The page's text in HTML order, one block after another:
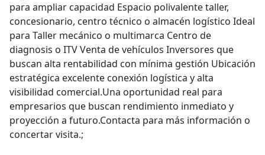
para ampliar capacidad Espacio polivalente taller,
concesionario, centro técnico o almacén logístico Ideal
para Taller mecánico o multimarca Centro de
diagnosis o ITV Venta de vehículos Inversores que
buscan alta rentabilidad con mínima gestión Ubicación
estratégica excelente conexión logística y alta
visibilidad comercial.Una oportunidad real para
empresarios que buscan rendimiento inmediato y
proyección a futuro.Contacta para más información o
concertar visita.;